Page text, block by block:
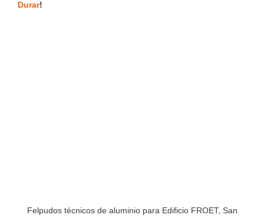
Durar!
Felpudos técnicos de aluminio para Edificio FROET, San